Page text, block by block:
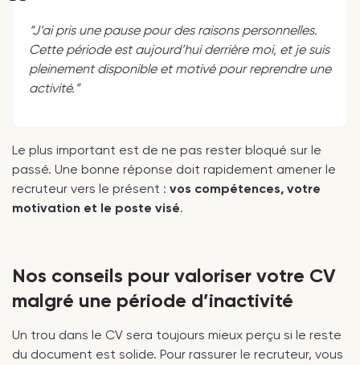
“J’ai pris une pause pour des raisons personnelles.
Cette période est aujourd’hui derrière moi, et je suis
pleinement disponible et motivé pour reprendre une
activité.”
Le plus important est de ne pas rester bloqué sur le
passé. Une bonne réponse doit rapidement amener le
recruteur vers le présent : vos compétences, votre
motivation et le poste visé.
Nos conseils pour valoriser votre CV
malgré une période d’inactivité
Un trou dans le CV sera toujours mieux perçu si le reste
du document est solide. Pour rassurer le recruteur, vous